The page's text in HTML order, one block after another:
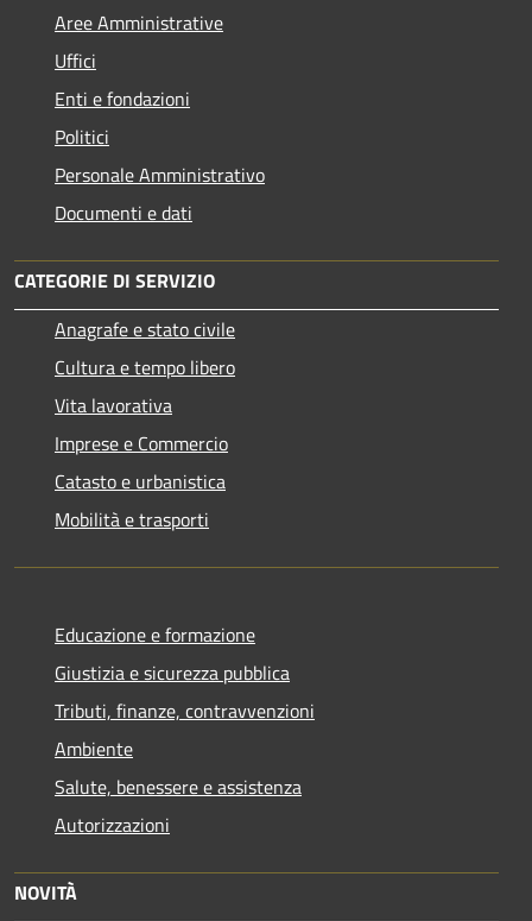
Aree Amministrative
Uffici
Enti e fondazioni
Politici
Personale Amministrativo
Documenti e dati
CATEGORIE DI SERVIZIO
Anagrafe e stato civile
Cultura e tempo libero
Vita lavorativa
Imprese e Commercio
Catasto e urbanistica
Mobilità e trasporti
Educazione e formazione
Giustizia e sicurezza pubblica
Tributi, finanze, contravvenzioni
Ambiente
Salute, benessere e assistenza
Autorizzazioni
NOVITÀ